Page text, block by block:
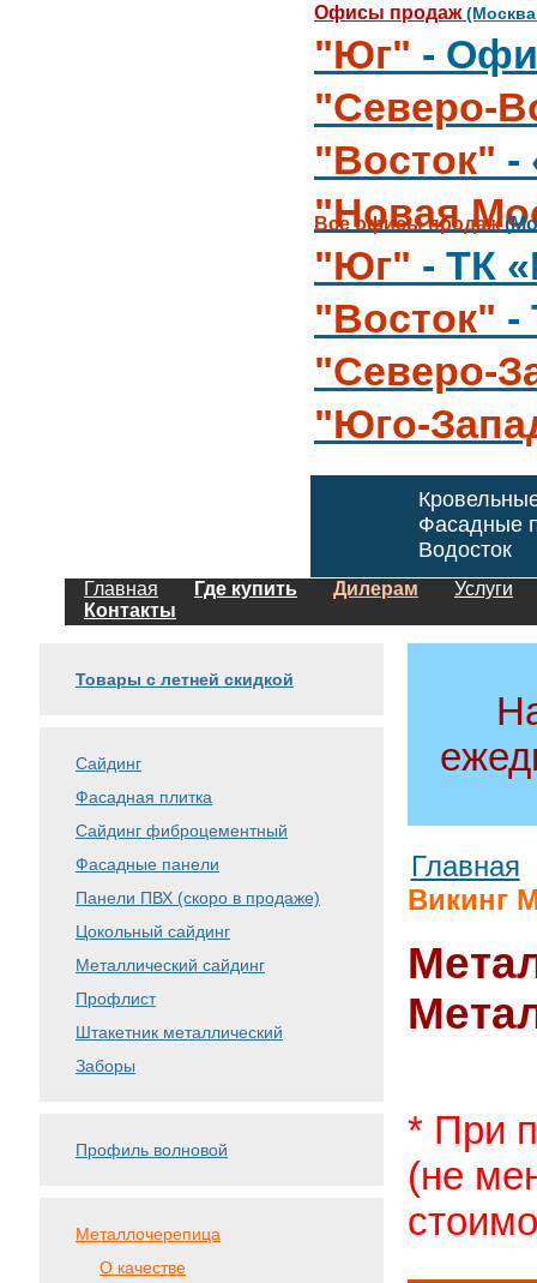
Офисы продаж(Москва
"Юг" -
"Северо-
"Восток" -
"Новая
"Юг" - ТК
"Восток" -
"Северо-
"Юго-
Все офисы продаж
Фасадные
Водосток
Главная Где купить Дилерам
Услуги
Контакты
Товары с летней скидкой
Сайдинг
Фасадная плитка
Сайдинг фиброцементный
Фасадные панели
Панели ПВХ (скоро в продаже)
Цокольный сайдинг
Металлический сайдинг
Профлист
Штакетник металлический
Заборы
Профиль волновой
Металлочерепица
О качестве
Главная
Викинг
* При
(не